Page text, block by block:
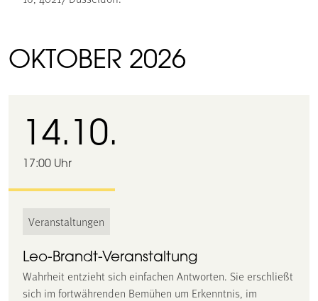
OKTOBER 2026
14.10.
17:00 Uhr
Veranstaltungen
Leo-Brandt-Veranstaltung
Wahrheit entzieht sich einfachen Antworten. Sie erschließt
sich im fortwährenden Bemühen um Erkenntnis, im